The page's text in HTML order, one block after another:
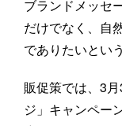
ブランドメッセ
だけでなく、自
でありたいとい
販促策では、3
ジ」キャンペー